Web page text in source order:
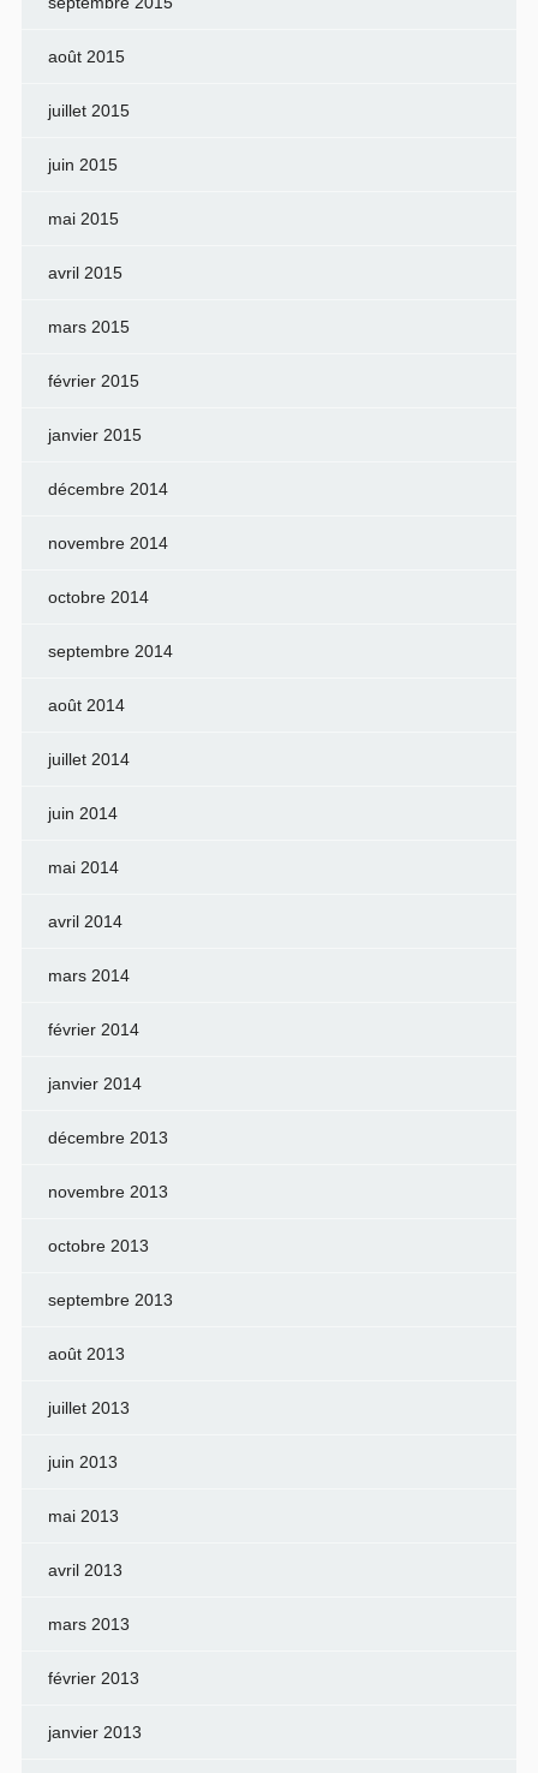
août 2015
juillet 2015
juin 2015
mai 2015
avril 2015
mars 2015
février 2015
janvier 2015
décembre 2014
novembre 2014
octobre 2014
septembre 2014
août 2014
juillet 2014
juin 2014
mai 2014
avril 2014
mars 2014
février 2014
janvier 2014
décembre 2013
novembre 2013
octobre 2013
septembre 2013
août 2013
juillet 2013
juin 2013
mai 2013
avril 2013
mars 2013
février 2013
janvier 2013